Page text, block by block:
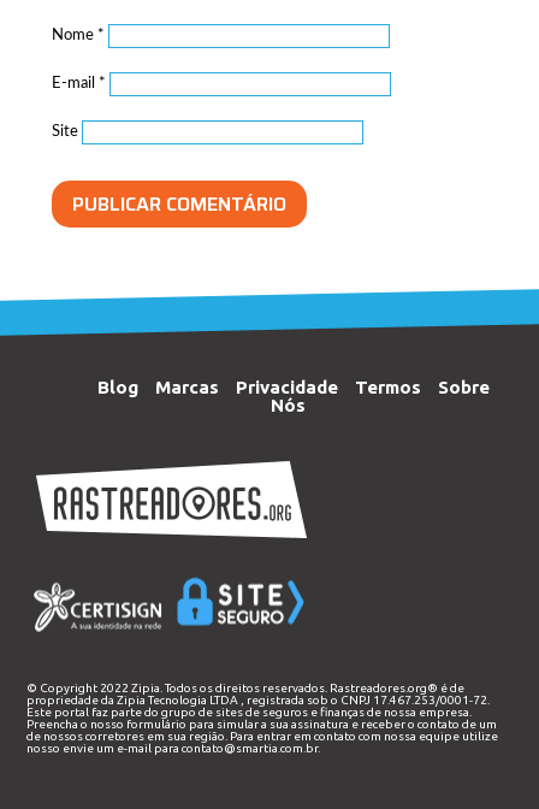
Nome *
E-mail *
Site
Blog Marcas Privacidade Termos
Sobre
Nós
© Copyright 2022 Zipia. Todos os direitos reservados. Rastreadores.org® é de
propriedade daZipia Tecnologia LTDA
, registrada sob o CNPJ 17.467.253/0001-72.
Este portal faz parte do grupo de sites de seguros e finanças de nossa empresa.
Preencha o nosso formulário para simular a sua assinatura e receber o contato de um
de nossos corretores em sua região. Para entrar em contato com nossa equipe utilize
nosso envie um e-mail paracontato@smartia.com.br.